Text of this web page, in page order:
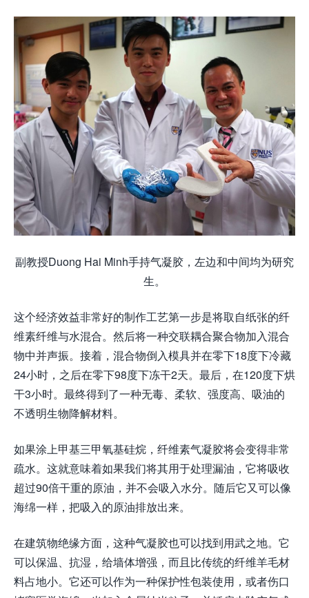
副教授Duong Hai Minh手持气凝胶，左边和中间均为研究
生。
这个经济效益非常好的制作工艺第一步是将取自纸张的纤
维素纤维与水混合。然后将一种交联耦合聚合物加入混合
物中并声振。接着，混合物倒入模具并在零下18度下冷藏
24小时，之后在零下98度下冻干2天。最后，在120度下烘
干3小时。最终得到了一种无毒、柔软、强度高、吸油的
不透明生物降解材料。
如果涂上甲基三甲氧基硅烷，纤维素气凝胶将会变得非常
疏水。这就意味着如果我们将其用于处理漏油，它将吸收
超过90倍干重的原油，并不会吸入水分。随后它又可以像
海绵一样，把吸入的原油排放出来。
在建筑物绝缘方面，这种气凝胶也可以找到用武之地。它
可以保温、抗湿，给墙体增强，而且比传统的纤维羊毛材
料占地小。它还可以作为一种保护性包装使用，或者伤口